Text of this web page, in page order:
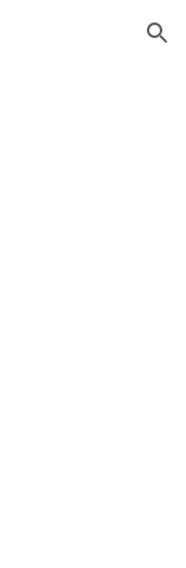
Skip to navigation